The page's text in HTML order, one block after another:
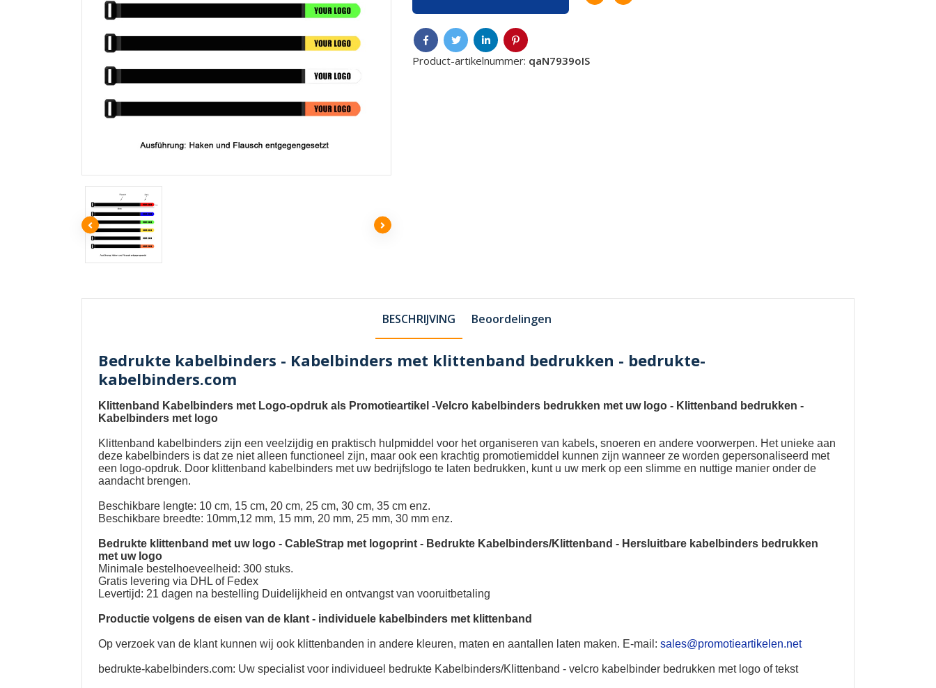
Product-artikelnummer: qaN7939oIS
BESCHRIJVING Beoordelingen
Bedrukte kabelbinders - Kabelbinders met klittenband bedrukken - bedrukte-
kabelbinders.com
Klittenband Kabelbinders met Logo-opdruk als Promotieartikel -Velcro kabelbinders bedrukken met uw logo - Klittenband bedrukken -
Kabelbinders met logo
Klittenband kabelbinders zijn een veelzijdig en praktisch hulpmiddel voor het organiseren van kabels, snoeren en andere voorwerpen. Het unieke aan
deze kabelbinders is dat ze niet alleen functioneel zijn, maar ook een krachtig promotiemiddel kunnen zijn wanneer ze worden gepersonaliseerd met
een logo-opdruk. Door klittenband kabelbinders met uw bedrijfslogo te laten bedrukken, kunt u uw merk op een slimme en nuttige manier onder de
aandacht brengen.
Beschikbare lengte: 10 cm, 15 cm, 20 cm, 25 cm, 30 cm, 35 cm enz.
Beschikbare breedte: 10mm,12 mm, 15 mm, 20 mm, 25 mm, 30 mm enz.
Bedrukte klittenband met uw logo -CableStrap met logoprint - Bedrukte Kabelbinders/Klittenband - Hersluitbare kabelbinders bedrukken
met uw logo
Minimale bestelhoeveelheid: 300 stuks.
Gratis levering via DHL of Fedex
Levertijd: 21 dagen na bestelling Duidelijkheid en ontvangst van vooruitbetaling
Productie volgens de eisen van de klant - individuele kabelbinders met klittenband
Op verzoek van de klant kunnen wij ook klittenbanden in andere kleuren, maten en aantallen laten maken. E-mail:sales@promotieartikelen.net
bedrukte-kabelbinders.com: Uw specialist voor individueel bedrukte Kabelbinders/Klittenband - velcro kabelbinder bedrukken met logo of tekst